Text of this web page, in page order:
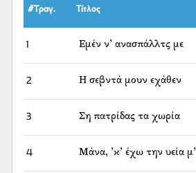
#Τραγ. Τίτλος
1 Εμέν ν’ ανασπάλλτς με
2 Η σεβντά μουν εχάθεν
3 Ση πατρίδας τα χωρία
4 Μάνα, ’κ’ έχω την υεία μ’